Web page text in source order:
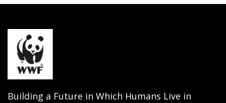
Building a Future in Which Humans Live in